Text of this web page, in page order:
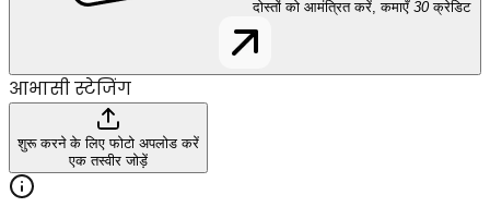
दोस्तों को आमंत्रित करें, कमाएँ 30 क्रेडिट
आभासी स्टेजिंग
शुरू करने के लिए फोटो अपलोड करें
एक तस्वीर जोड़ें